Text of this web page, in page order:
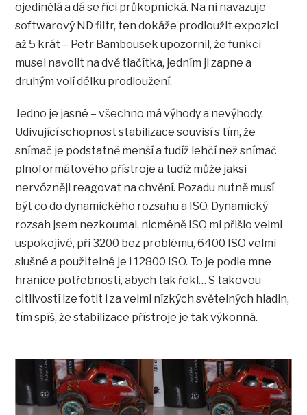
ojedinělá a dá se říci průkopnická. Na ni navazuje
softwarový ND filtr, ten dokáže prodloužit expozici
až 5 krát – Petr Bambousek upozornil, že funkci
musel navolit na dvě tlačítka, jedním ji zapne a
druhým volí délku prodloužení.
Jedno je jasné – všechno má výhody a nevýhody.
Udivující schopnost stabilizace souvisí s tím, že
snímač je podstatně menší a tudíž lehčí než snímač
plnoformátového přístroje a tudíž může jaksi
nervózněji reagovat na chvění. Pozadu nutně musí
být co do dynamického rozsahu a ISO. Dynamický
rozsah jsem nezkoumal, nicméně ISO mi přišlo velmi
uspokojivé, při 3200 bez problému, 6400 ISO velmi
slušné a použitelné je i 12800 ISO. To je podle mne
hranice potřebnosti, abych tak řekl… S takovou
citlivostí lze fotit i za velmi nízkých světelných hladin,
tím spíš, že stabilizace přístroje je tak výkonná.